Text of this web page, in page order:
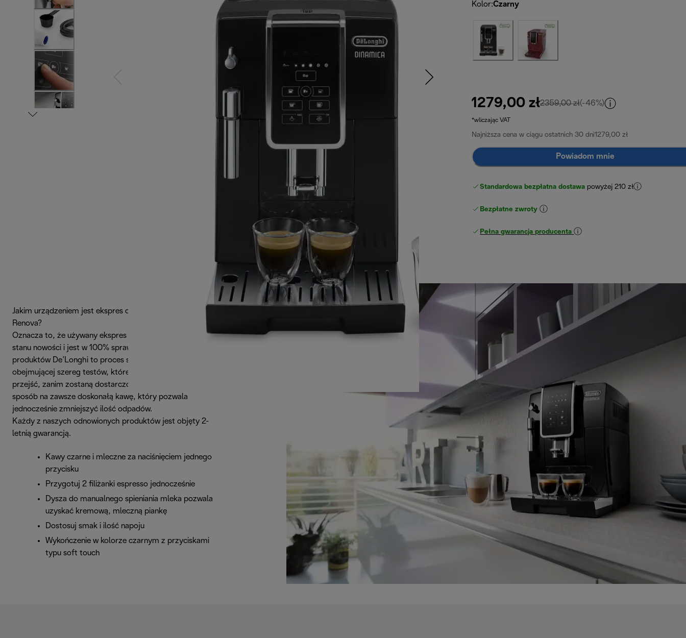
Kolor:Czarny
1279,00 zł2359,00 złcena oryginalna 2359,00 zł
(-46%)
*wliczając VAT
Najniższa cena w ciągu ostatnich 30 dni1279,00 zł
Powiadom mnie
Standardowa bezpłatna dostawa powyżej 210 zł
Bezpłatne zwroty
Pełna gwarancja producenta
Jakim urządzeniem jest ekspres do kawy De'Longhi
Renova?
Oznacza to, że używany ekspres został przywrócony do
stanu nowości i jest w 100% sprawny. Odnawianie
produktów De’Longhi to proces skrupulatnej renowacji
obejmującej szereg testów, które urządzenia muszą
przejść, zanim zostaną dostarczone do klienta. To idealny
sposób na zawsze doskonałą kawę, który pozwala
jednocześnie zmniejszyć ilość odpadów.
Każdy z naszych odnowionych produktów jest objęty 2-
letnią gwarancją.
Kawy czarne i mleczne za naciśnięciem jednego
przycisku
Przygotuj 2 filiżanki espresso jednocześnie
Dysza do manualnego spieniania mleka pozwala
uzyskać kremową, mleczną piankę
Dostosuj smak i ilość napoju
Wykończenie w kolorze czarnym z przyciskami
typu soft touch